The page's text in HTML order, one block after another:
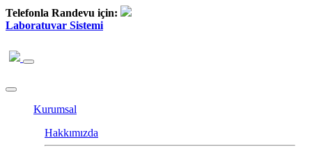
Telefonla Randevu için:
Laboratuvar Sistemi
Kurumsal
Hakkımızda